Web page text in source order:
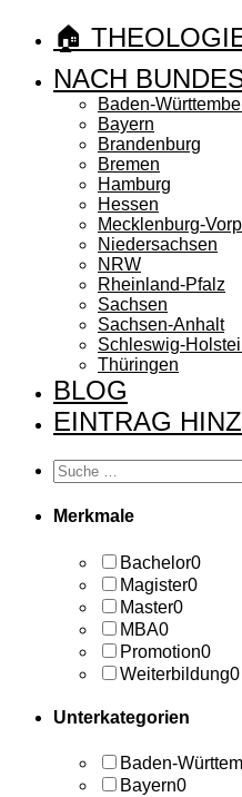
🏠
NACH
Baden-
Bayern
Brandenburg
Bremen
Hamburg
Hessen
Mecklenburg-
Niedersachsen
NRW
Rheinland-Pfalz
Sachsen
Sachsen-Anhalt
Schleswig-
Thüringen
BLOG
EINTRAG
Merkmale
Bachelor0
Magister0
Master0
MBA0
Promotion0
Weiterbildung0
Unterkategorien
Baden-
Bayern0